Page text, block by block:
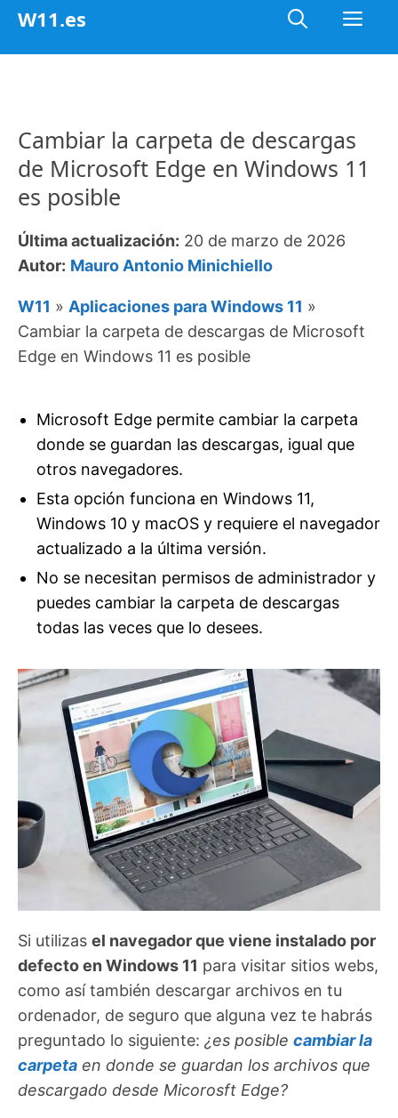
Saltar
W11.es
Cambiar la carpeta de descargas
de Microsoft Edge en Windows 11
es posible
Última actualización: 20 de marzo de 2026
Autor: Mauro Antonio Minichiello
W11 » Aplicaciones para Windows 11 »
Cambiar la carpeta de descargas de Microsoft
Edge en Windows 11 es posible
Microsoft Edge permite cambiar la carpeta
donde se guardan las descargas, igual que
otros navegadores.
Esta opción funciona en Windows 11,
Windows 10 y macOS y requiere el navegador
actualizado a la última versión.
No se necesitan permisos de administrador y
puedes cambiar la carpeta de descargas
todas las veces que lo desees.
Si utilizas el navegador que viene instalado por
defecto en Windows 11 para visitar sitios webs,
como así también descargar archivos en tu
ordenador, de seguro que alguna vez te habrás
preguntado lo siguiente: ¿es posible cambiar la
carpeta en donde se guardan los archivos que
descargado desde Micorosft Edge?